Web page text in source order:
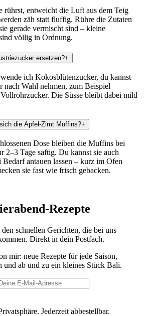
rührst, entweicht die Luft aus dem Teig
zäh statt fluffig. Rühre die Zutaten
gerade vermischt sind – kleine
völlig in Ordnung.
ersetzen?+
ich Kokosblütenzucker, du kannst
nach Wahl nehmen, zum Beispiel
Die Süsse bleibt dabei mild
die Apfel-Zimt Muffins?+
Dose bleiben die Muffins bei
2–3 Tage saftig. Du kannst sie auch
antauen lassen – kurz im Ofen
sie fast wie frisch gebacken.
Rezepte
schnellen Gerichten, die bei uns
Direkt in dein Postfach.
mir: neue Rezepte für jede Saison,
und ab und zu ein kleines Stück Bali.
Jederzeit abbestellbar.